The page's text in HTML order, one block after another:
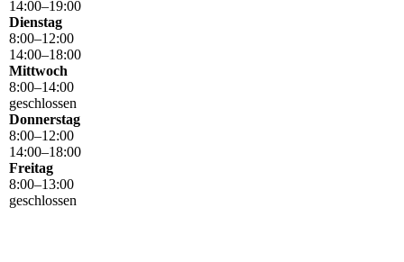
14:00–19:00
Dienstag
8:00–12:00
14:00–18:00
Mittwoch
8:00–14:00
geschlossen
Donnerstag
8:00–12:00
14:00–18:00
Freitag
8:00–13:00
geschlossen